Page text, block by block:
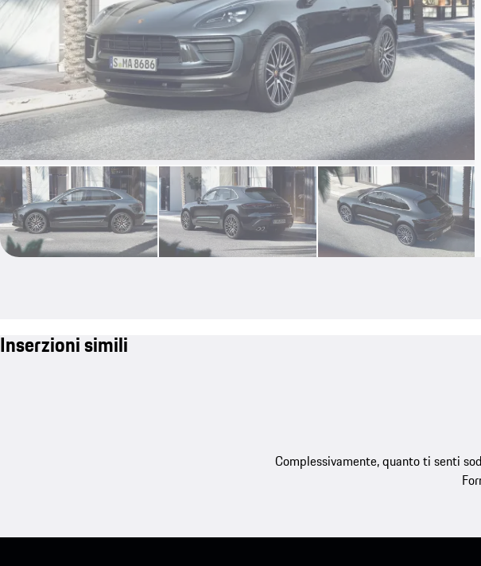
Inserzioni simili
Complessivamente, quanto ti senti